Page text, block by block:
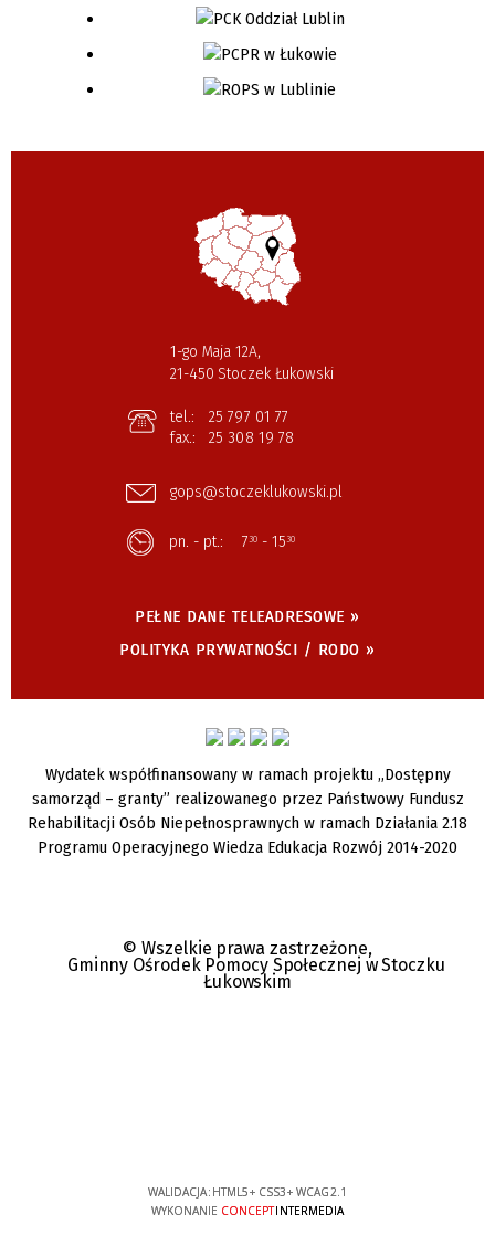
1-go Maja 12A,
21-450 Stoczek Łukowski
tel.:
25 797 01 77
fax.:
25 308 19 78
gops@stoczeklukowski.pl
pn. - pt.: 7 30 - 15 30
PEŁNE DANE TELEADRESOWE »
POLITYKA PRYWATNOŚCI / RODO »
Wydatek współfinansowany w ramach projektu „Dostępny
samorząd – granty” realizowanego przez Państwowy Fundusz
Rehabilitacji Osób Niepełnosprawnych w ramach Działania 2.18
Programu Operacyjnego Wiedza Edukacja Rozwój 2014-2020
© Wszelkie prawa zastrzeżone,
Gminny Ośrodek Pomocy Społecznej w Stoczku
Łukowskim
WALIDACJA: HTML5+ CSS3+ WCAG 2.1
WYKONANIE CONCEPTINTERMEDIA